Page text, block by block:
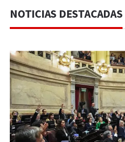
NOTICIAS DESTACADAS